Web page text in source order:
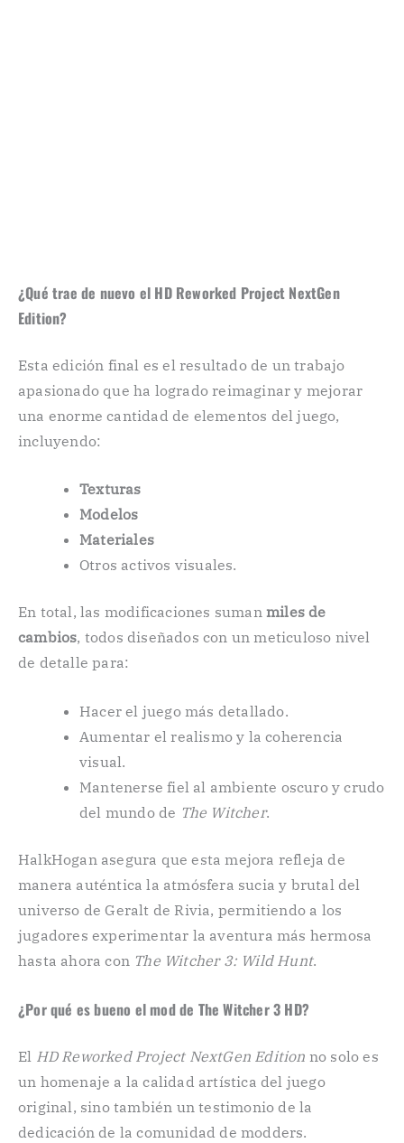
¿Qué trae de nuevo el HD Reworked Project NextGen
Edition?
Esta edición final es el resultado de un trabajo
apasionado que ha logrado reimaginar y mejorar
una enorme cantidad de elementos del juego,
incluyendo:
Texturas
Modelos
Materiales
Otros activos visuales.
En total, las modificaciones suman miles de
cambios, todos diseñados con un meticuloso nivel
de detalle para:
Hacer el juego más detallado.
Aumentar el realismo y la coherencia
visual.
Mantenerse fiel al ambiente oscuro y crudo
del mundo de The Witcher.
HalkHogan asegura que esta mejora refleja de
manera auténtica la atmósfera sucia y brutal del
universo de Geralt de Rivia, permitiendo a los
jugadores experimentar la aventura más hermosa
hasta ahora con The Witcher 3: Wild Hunt.
¿Por qué es bueno el mod de The Witcher 3 HD?
El HD Reworked Project NextGen Edition no solo es
un homenaje a la calidad artística del juego
original, sino también un testimonio de la
dedicación de la comunidad de modders.